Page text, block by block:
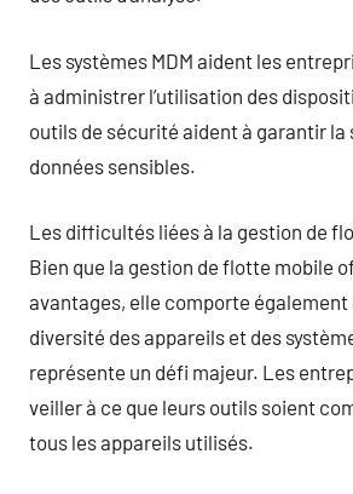
Les systèmes MDM aident les
à administrer l’utilisation des
outils de sécurité aident à garantir la
données sensibles.
Les difficultés liées à la gestion de
Bien que la gestion de flotte mobile
avantages, elle comporte également
diversité des appareils et des
représente un défi majeur. Les
veiller à ce que leurs outils soient
tous les appareils utilisés.